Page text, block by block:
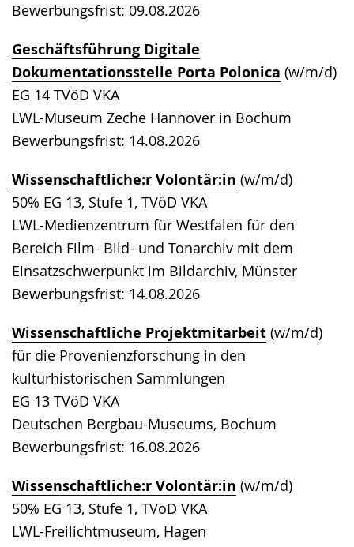
Bewerbungsfrist: 09.08.2026
Geschäftsführung Digitale
Dokumentationsstelle Porta Polonica (w/m/d)
EG 14 TVöD VKA
LWL-Museum Zeche Hannover in Bochum
Bewerbungsfrist: 14.08.2026
Wissenschaftliche:r Volontär:in (w/m/d)
50% EG 13, Stufe 1, TVöD VKA
LWL-Medienzentrum für Westfalen für den
Bereich Film- Bild- und Tonarchiv mit dem
Einsatzschwerpunkt im Bildarchiv, Münster
Bewerbungsfrist: 14.08.2026
Wissenschaftliche Projektmitarbeit (w/m/d)
für die Provenienzforschung in den
kulturhistorischen Sammlungen
EG 13 TVöD VKA
Deutschen Bergbau-Museums, Bochum
Bewerbungsfrist: 16.08.2026
Wissenschaftliche:r Volontär:in (w/m/d)
50% EG 13, Stufe 1, TVöD VKA
LWL-Freilichtmuseum, Hagen